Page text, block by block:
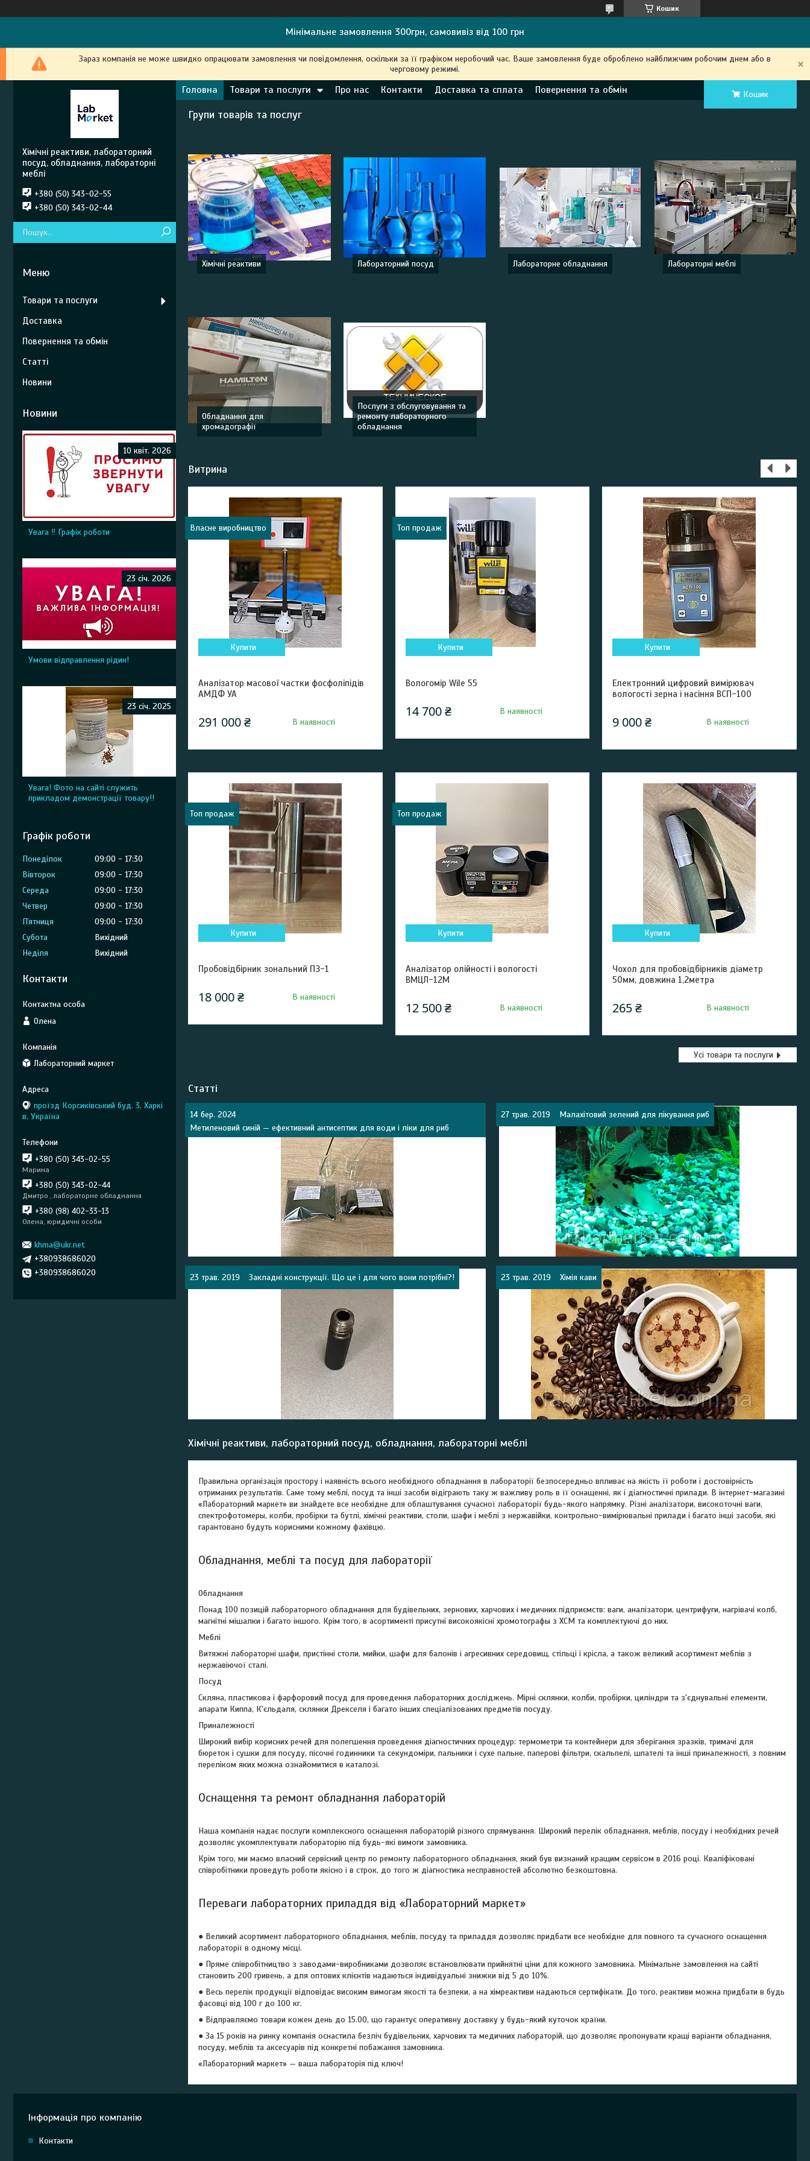
Кошик
Мінімальне замовлення 300грн, самовивіз від 100 грн
Зараз компанія не може швидко опрацювати замовлення чи повідомлення, оскільки за її графіком неробочий час. Ваше замовлення буде оброблено найближчим робочим днем ​​або в
черговому режимі.
Головна Товари та послуги Про нас Контакти Доставка та сплата Повернення та обмін Кошик
Групи товарів та послуг
Хімічні реактиви Лабораторний посуд Лабораторне обладнання Лабораторні меблі
Обладнання для
хромадографії
Послуги з обслуговування та
ремонту лабораторного
обладнання
Витрина
Власне виробництво
Купити
Аналізатор масової частки фосфоліпідів
АМДФ УА
291 000 ₴ В наявності
Топ продаж
Купити
Вологомір Wile 55
14 700 ₴ В наявності
Купити
Електронний цифровий вимірювач
вологості зерна і насіння ВСП-100
9 000 ₴ В наявності
Топ продаж
Купити
Пробовідбірник зональний ПЗ-1
18 000 ₴ В наявності
Топ продаж
Купити
Аналізатор олійності і вологості
ВМЦЛ-12М
12 500 ₴ В наявності
Купити
Чохол для пробовідбірників діаметр
50мм, довжина 1,2метра
265 ₴ В наявності
Усі товари та послуги
Статті
14 бер. 2024
Метиленовий синій — ефективний антисептик для води і ліки для риб
27 трав. 2019 Малахітовий зелений для лікування риб
23 трав. 2019 Закладні конструкції. Що це і для чого вони потрібні?! 23 трав. 2019 Хімія кави
Хімічні реактиви, лабораторний посуд, обладнання, лабораторні меблі
Правильна організація простору і наявність всього необхідного обладнання в лабораторії безпосередньо впливає на якість її роботи і достовірність
отриманих результатів. Саме тому меблі, посуд та інші засоби відіграють таку ж важливу роль в її оснащенні, як і діагностичні прилади. В інтернет-магазині
«Лабораторний маркет» ви знайдете все необхідне для облаштування сучасної лабораторії будь-якого напрямку. Різні аналізатори, високоточні ваги,
спектрофотомеры, колби, пробірки та бутлі, хімічні реактиви, столи, шафи і меблі з нержавійки, контрольно-вимірювальні прилади і багато інші засоби, які
гарантовано будуть корисними кожному фахівцю.
Обладнання, меблі та посуд для лабораторії
Обладнання
Понад 100 позицій лабораторного обладнання для будівельних, зернових, харчових і медичних підприємств: ваги, аналізатори, центрифуги, нагрівачі колб,
магнітні мішалки і багато іншого. Крім того, в асортименті присутні високоякісні хромотографы з ХСМ та комплектуючі до них.
Меблі
Витяжні лабораторні шафи, пристінні столи, мийки, шафи для балонів і агресивних середовищ, стільці і крісла, а також великий асортимент меблів з
нержавіючої сталі.
Посуд
Скляна, пластикова і фарфоровий посуд для проведення лабораторних досліджень. Мірні склянки, колби, пробірки, циліндри та з'єднувальні елементи,
апарати Киппа, К'єльдаля, склянки Дрекселя і багато інших спеціалізованих предметів посуду.
Приналежності
Широкий вибір корисних речей для полегшення проведення діагностичних процедур: термометри та контейнери для зберігання зразків, тримачі для
бюреток і сушки для посуду, пісочні годинники та секундоміри, пальники і сухе пальне, паперові фільтри, скальпелі, шпателі та інші приналежності, з повним
переліком яких можна ознайомитися в каталозі.
Оснащення та ремонт обладнання лабораторій
Наша компанія надає послуги комплексного оснащення лабораторій різного спрямування. Широкий перелік обладнання, меблів, посуду і необхідних речей
дозволяє укомплектувати лабораторію під будь-які вимоги замовника.
Крім того, ми маємо власний сервісний центр по ремонту лабораторного обладнання, який був визнаний кращим сервісом в 2016 році. Кваліфіковані
співробітники проведуть роботи якісно і в строк, до того ж діагностика несправностей абсолютно безкоштовна.
Переваги лабораторних приладдя від «Лабораторний маркет»
● Великий асортимент лабораторного обладнання, меблів, посуду та приладдя дозволяє придбати все необхідне для повного та сучасного оснащення
лабораторії в одному місці.
● Пряме співробітництво з заводами-виробниками дозволяє встановлювати прийнятні ціни для кожного замовника. Мінімальне замовлення на сайті
становить 200 гривень, а для оптових клієнтів надаються індивідуальні знижки від 5 до 10%.
● Весь перелік продукції відповідає високим вимогам якості та безпеки, а на хімреактиви надаються сертифікати. До того, реактиви можна придбати в будь
фасовці від 100 г до 100 кг.
● Відправляємо товари кожен день до 15.00, що гарантує оперативну доставку у будь-який куточок країни.
● За 15 років на ринку компанія оснастила безліч будівельних, харчових та медичних лабораторій, що дозволяє пропонувати кращі варіанти обладнання,
посуду, меблів та аксесуарів під конкретні побажання замовника.
«Лабораторний маркет» — ваша лабораторія під ключ!
Хімічні реактиви, лабораторний
посуд, обладнання, лабораторні
меблі
+380 (50) 343-02-55
+380 (50) 343-02-44
Товари та послуги
Доставка
Повернення та обмін
Статті
Новини
Новини
Увага ‼️ Графік роботи
10 квіт. 2026
Умови відправлення рідин!
23 січ. 2026
Увага! Фото на сайті служить
прикладом демонстрації товару!!
23 січ. 2025
Графік роботи
Понеділок 09:00
17:30
Вівторок
09:00
17:30
Середа
09:00
17:30
Четвер
09:00
17:30
Пʼятниця
09:00
17:30
Субота
Вихідний
Неділя
Вихідний
Контакти
Олена
Лабораторний маркет
проїзд Корсиківський буд. 3, Харкі
в, Україна
+380 (50) 343-02-55
Марина
+380 (50) 343-02-44
Дмитро , лабораторне обладнання
+380 (98) 402-33-13
Олена, юридичні особи
khma@ukr.net
+380938686020
+380938686020
Інформація про компанію
Контакти